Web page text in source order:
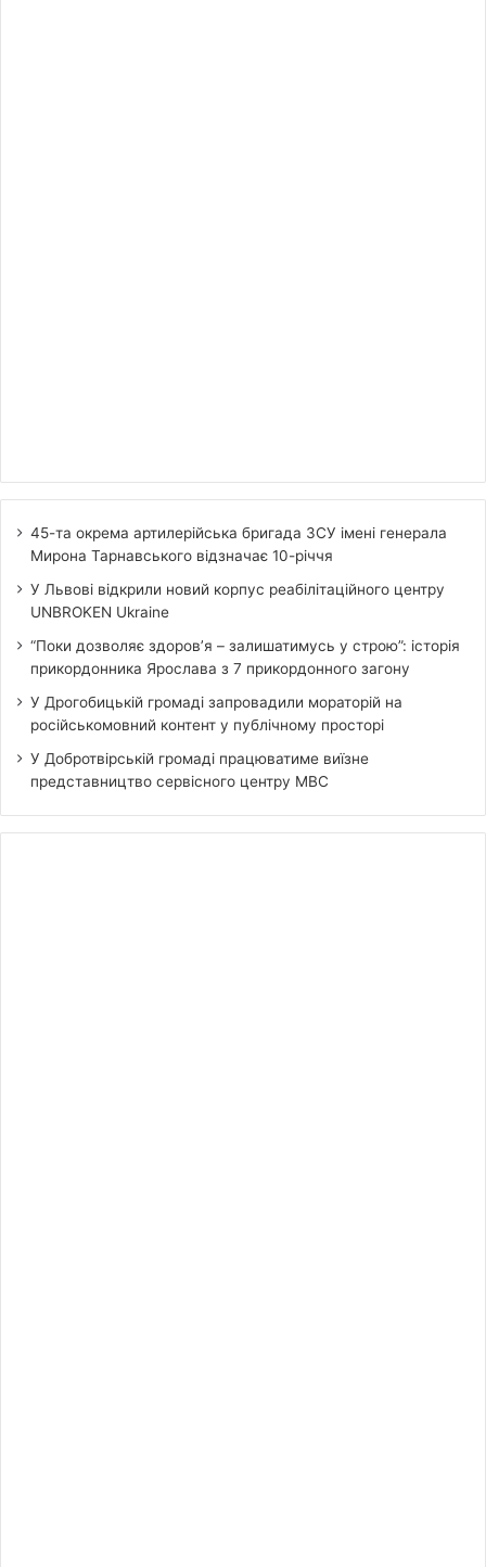
45-та окрема артилерійська бригада ЗСУ імені генерала
Мирона Тарнавського відзначає 10-річчя
У Львові відкрили новий корпус реабілітаційного центру
UNBROKEN Ukraine
“Поки дозволяє здоров’я – залишатимусь у строю”: історія
прикордонника Ярослава з 7 прикордонного загону
У Дрогобицькій громаді запровадили мораторій на
російськомовний контент у публічному просторі
У Добротвірській громаді працюватиме виїзне
представництво сервісного центру МВС